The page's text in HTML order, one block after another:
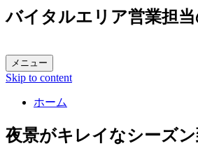
バイタルエリア営業担
メニュー
Skip to content
ホーム
夜景がキレイなシーズン